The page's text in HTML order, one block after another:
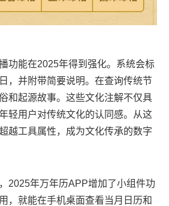
功能在2025年得到强化。系统会标
，并附带简要说明。在查询传统节
和起源故事。这些文化注解不仅具
轻用户对传统文化的认同感。从这
越工具属性，成为文化传承的数字
2025年万年历APP增加了小组件功
，就能在手机桌面查看当月日历和